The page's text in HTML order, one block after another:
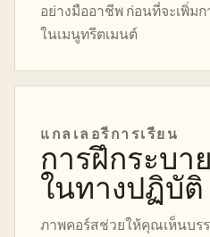
อย่างมืออาชีพ ก่อนที่จะเพิ่ม
ในเมนูทรีตเมนต์
แกลเลอรีการเรียน
การฝึกระบา
ในทางปฏิบัติ
ภาพคอร์สช่วยให้คุณเห็นบร